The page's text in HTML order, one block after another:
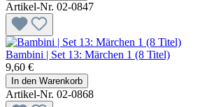
Artikel-Nr. 02-0847
Bambini | Set 13: Märchen 1 (8 Titel)
9,60 €
In den Warenkorb
Artikel-Nr. 02-0868